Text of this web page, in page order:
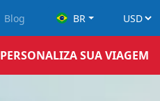
Blog BR
PERSONALIZA SUA VIAGEM